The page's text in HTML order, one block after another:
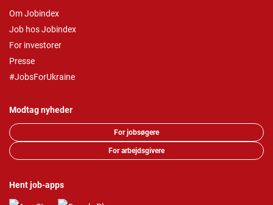
Om Jobindex
Job hos Jobindex
For investorer
Presse
#JobsForUkraine
Modtag nyheder
For jobsøgere
For arbejdsgivere
Hent job-apps